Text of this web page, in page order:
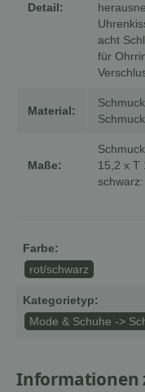
Detail:
acht
für
Material:
Maße:
15,2 x T
Farbe:
rot/schwarz
Kategorietyp:
Mode & Schuhe ->
Informationen